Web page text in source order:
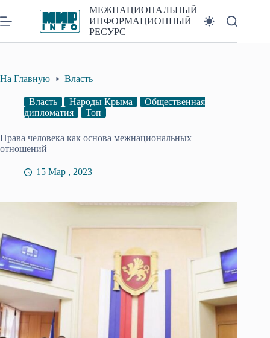
к
сути
МЕЖНАЦИОНАЛЬНЫЙ
ИНФОРМАЦИОННЫЙ
РЕСУРС
На Главную Власть
Власть Народы Крыма
Общественная
дипломатия
Топ
Права человека как основа межнациональных
отношений
15 Мар , 2023